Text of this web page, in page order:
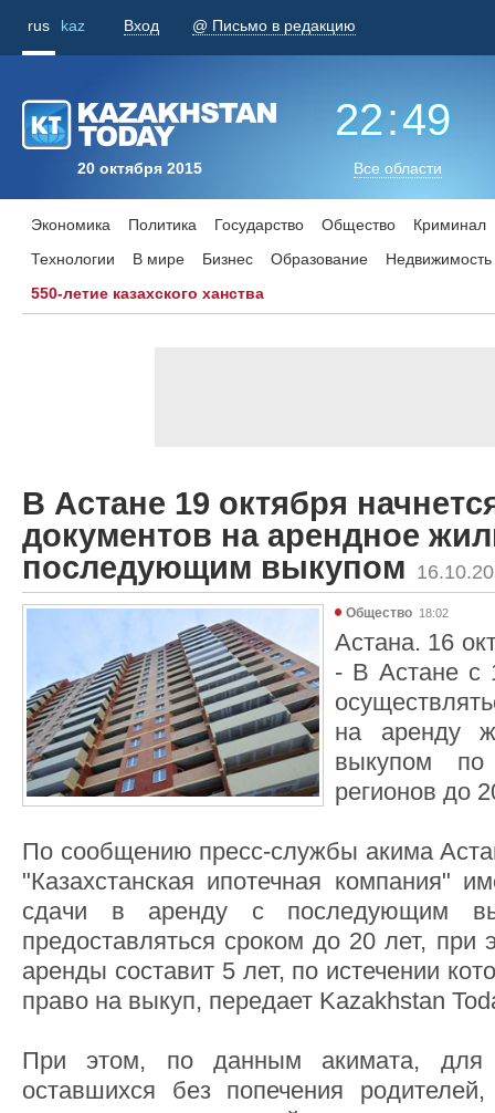
rus kaz Вход @ Письмо в редакцию
20 октября 2015
22:49
Все области
Экономика Политика Государство Общество
Криминал
Технологии
В мире Бизнес Образование
Недвижимость
550-летие казахского ханства
В Астане 19 октября
документов на арендное
последующим выкупом
Общество 18:02
Астана. 16
- В Астане с
на аренду
выкупом по
регионов до
По сообщению пресс-службы акима
"Казахстанская ипотечная компания"
сдачи в аренду с последующим
предоставляться сроком до 20 лет,
аренды составит 5 лет, по истечении
право на выкуп, передает Kazakhstan
При этом, по данным акимата, для
оставшихся без попечения